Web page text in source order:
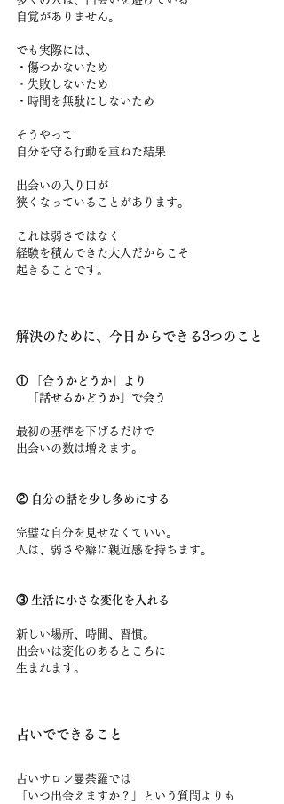
自覚がありません。
でも実際には、
・傷つかないため
・失敗しないため
・時間を無駄にしないため
そうやって
自分を守る行動を重ねた結果
出会いの入り口が
狭くなっていることがあります。
これは弱さではなく
経験を積んできた大人だからこそ
起きることです。
解決のために、今日からできる3つのこと
① 「合うかどうか」より
「話せるかどうか」で会う
最初の基準を下げるだけで
出会いの数は増えます。
② 自分の話を少し多めにする
完璧な自分を見せなくていい。
人は、弱さや癖に親近感を持ちます。
③ 生活に小さな変化を入れる
新しい場所、時間、習慣。
出会いは変化のあるところに
生まれます。
占いでできること
占いサロン曼荼羅では
「いつ出会えますか？」という質問よりも